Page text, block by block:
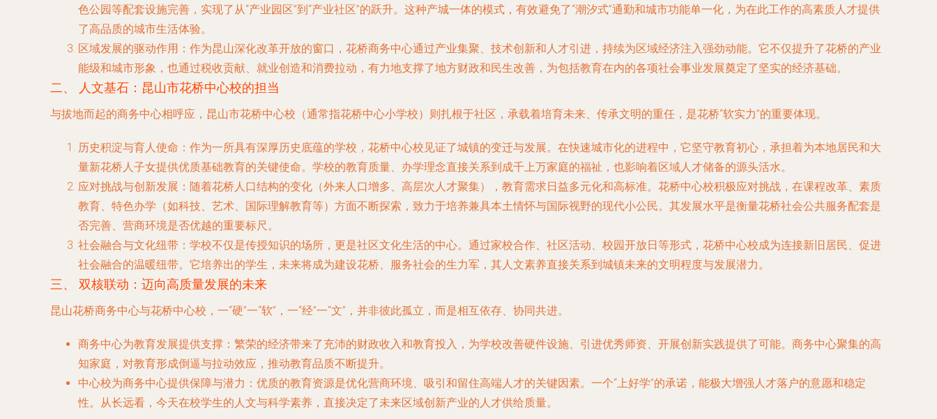
色公园等配套设施完善，实现了从“产业园区”到“产业社区”的跃升。这种产城一体的模式，有效避免了“潮汐式”通勤和城市功能单一化，为在此工作的高素质人才提供
了高品质的城市生活体验。
区域发展的驱动作用 ：作为昆山深化改革开放的窗口，花桥商务中心通过产业集聚、技术创新和人才引进，持续为区域经济注入强劲动能。它不仅提升了花桥的产业
能级和城市形象，也通过税收贡献、就业创造和消费拉动，有力地支撑了地方财政和民生改善，为包括教育在内的各项社会事业发展奠定了坚实的经济基础。
二、 人文基石：昆山市花桥中心校的担当
与拔地而起的商务中心相呼应，昆山市花桥中心校（通常指花桥中心小学校）则扎根于社区，承载着培育未来、传承文明的重任，是花桥“软实力”的重要体现。
历史积淀与育人使命 ：作为一所具有深厚历史底蕴的学校，花桥中心校见证了城镇的变迁与发展。在快速城市化的进程中，它坚守教育初心，承担着为本地居民和大
量新花桥人子女提供优质基础教育的关键使命。学校的教育质量、办学理念直接关系到成千上万家庭的福祉，也影响着区域人才储备的源头活水。
应对挑战与创新发展 ：随着花桥人口结构的变化（外来人口增多、高层次人才聚集），教育需求日益多元化和高标准。花桥中心校积极应对挑战，在课程改革、素质
教育、特色办学（如科技、艺术、国际理解教育等）方面不断探索，致力于培养兼具本土情怀与国际视野的现代小公民。其发展水平是衡量花桥社会公共服务配套是
否完善、营商环境是否优越的重要标尺。
社会融合与文化纽带 ：学校不仅是传授知识的场所，更是社区文化生活的中心。通过家校合作、社区活动、校园开放日等形式，花桥中心校成为连接新旧居民、促进
社会融合的温暖纽带。它培养出的学生，未来将成为建设花桥、服务社会的生力军，其人文素养直接关系到城镇未来的文明程度与发展潜力。
三、 双核联动：迈向高质量发展的未来
昆山花桥商务中心与花桥中心校，一“硬”一“软”，一“经”一“文”，并非彼此孤立，而是相互依存、协同共进。
商务中心为教育发展提供支撑 ：繁荣的经济带来了充沛的财政收入和教育投入，为学校改善硬件设施、引进优秀师资、开展创新实践提供了可能。商务中心聚集的高
知家庭，对教育形成倒逼与拉动效应，推动教育品质不断提升。
中心校为商务中心提供保障与潜力 ：优质的教育资源是优化营商环境、吸引和留住高端人才的关键因素。一个“上好学”的承诺，能极大增强人才落户的意愿和稳定
性。从长远看，今天在校学生的人文与科学素养，直接决定了未来区域创新产业的人才供给质量。